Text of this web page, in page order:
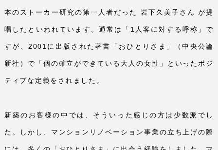
本のストーカー研究の第一人者だった 岩下久美子さん が提
唱したといわれています。通常は「 1 人客に対する呼称」で
すが、 2001 に出版された著書「おひとりさま」（中央公論
新社）で「個の確立ができている大人の女性」といったポジ
ティブな定義をされました。
新築のお客様の中では、そういった感じの方は少数派でし
た。しかし、マンションリノベーション事業の立ち上げの際